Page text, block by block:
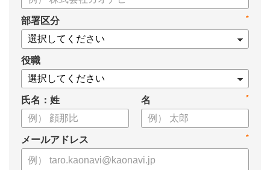
*
部署区分
役職
氏名：姓 *
名
*
メールアドレス